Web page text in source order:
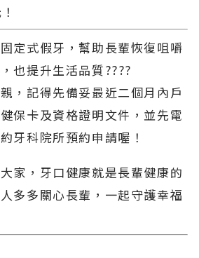
定式假牙，幫助長輩恢復咀嚼
也提升生活品質????
，記得先備妥最近二個月內戶
保卡及資格證明文件，並先電
牙科院所預約申請喔！
家，牙口健康就是長輩健康的
多多關心長輩，一起守護幸福